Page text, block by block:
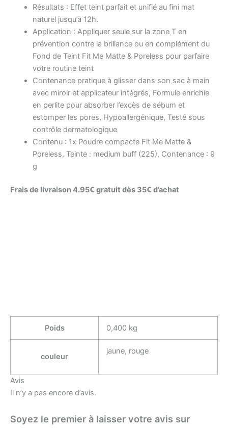
Résultats : Effet teint parfait et unifié au fini mat
naturel jusqu’à 12h.
Application : Appliquer seule sur la zone T en
prévention contre la brillance ou en complément du
Fond de Teint Fit Me Matte & Poreless pour parfaire
votre routine teint
Contenance pratique à glisser dans son sac à main
avec miroir et applicateur intégrés, Formule enrichie
en perlite pour absorber l’excès de sébum et
estomper les pores, Hypoallergénique, Testé sous
contrôle dermatologique
Contenu : 1x Poudre compacte Fit Me Matte &
Poreless, Teinte : medium buff (225), Contenance : 9
g
Frais de livraison 4.95€ gratuit dès 35€ d’achat
Poids 0,400 kg
couleur
jaune, rouge
Avis
Il n’y a pas encore d’avis.
Soyez le premier à laisser votre avis sur